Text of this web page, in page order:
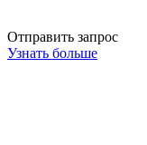
Отправить запрос
Узнать больше